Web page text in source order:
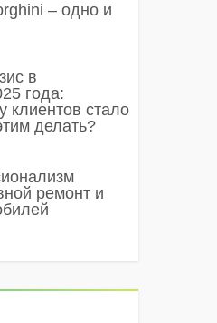
– одно и
в
года:
клиентов стало
делать?
ремонт и